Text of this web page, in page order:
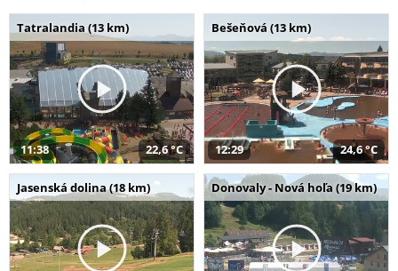
Tatralandia (13 km)
11:38 22,6 °C
Bešeňová (13 km)
12:29 24,6 °C
Jasenská dolina (18 km) Donovaly - Nová hoľa (19 km)